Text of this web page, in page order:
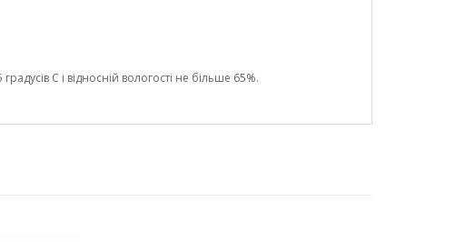
С і відносній вологості не більше 65%.